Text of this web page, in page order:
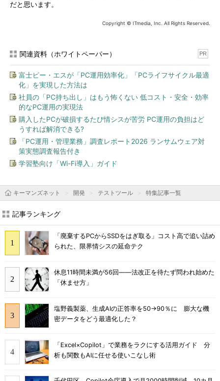
だと思います。
Copyright © ITmedia, Inc. All Rights Reserved.
関連資料（ホワイトペーパー） PR
富士ピー・エスが「PC運用効率化」「PCライフサイクル最適
化」を実現した方法は
社員の「PC持ち出し」はもう怖くない 低コスト・安全・効率
的なPC運用の実現法
購入したPCが破損するたび情シスが苦労 PC運用の負担はど
うすれば解消できる?
「PC運用・管理業務」調査レポート2026 ランサムウェア対
策実態調査報告付き
学習塾向け「Wi-Fi導入」ガイド
キーマンズネット 開発 テストツール 特集記事一覧
記事ランキング
「廃棄するPCからSSDをはぎ取る」コスト高で追い詰め
られた、限界情シスの延命テク
休息11時間未満が56回――法改正を待たず問われ始めた
「休ませ方」
塩野義製薬、生成AIの正答率を50→90％に 膨大な機
密データをどう最適化した？
「Excel×Copilot」で業務をラクにする活用ガイド 分
析も関数もAIに任せる使いこなし術